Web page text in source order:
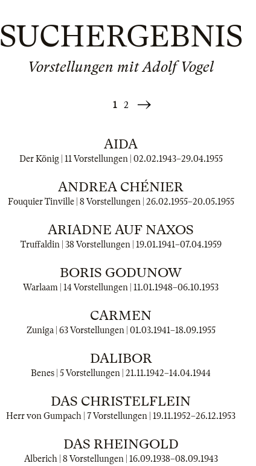
SUCHERGEBNIS
Vorstellungen mit Adolf Vogel
1 2
Weiter
AIDA
Der König | 11 Vorstellungen | 02.02.1943–29.04.1955
ANDREA CHÉNIER
Fouquier Tinville | 8 Vorstellungen | 26.02.1955–20.05.1955
ARIADNE AUF NAXOS
Truffaldin | 38 Vorstellungen | 19.01.1941–07.04.1959
BORIS GODUNOW
Warlaam | 14 Vorstellungen | 11.01.1948–06.10.1953
CARMEN
Zuniga | 63 Vorstellungen | 01.03.1941–18.09.1955
DALIBOR
Benes | 5 Vorstellungen | 21.11.1942–14.04.1944
DAS CHRISTELFLEIN
Herr von Gumpach | 7 Vorstellungen | 19.11.1952–26.12.1953
DAS RHEINGOLD
Alberich | 8 Vorstellungen | 16.09.1938–08.09.1943